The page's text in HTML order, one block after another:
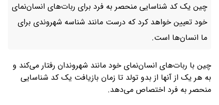
چین یک کد شناسایی منحصر به فرد برای ربات‌های انسان‌نمای
خود تعیین خواهد کرد که درست مانند شناسه شهروندی برای
ما انسان‌ها است.
چین با ربات‌های انسان‌نمای خود مانند شهروندان رفتار می‌کند و
به هر یک از آنها از بدو تولد تا زمان بازیافت یک کد شناسایی
منحصر به فرد اختصاص می‌دهد.